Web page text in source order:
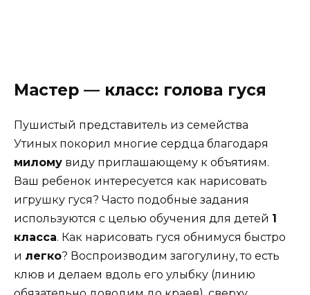
Мастер — класс: голова гуся
Пушистый представитель из семейства
Утиных покорил многие сердца благодаря
милому виду приглашающему к объятиям.
Ваш ребенок интересуется как нарисовать
игрушку гуся? Часто подобные задания
используются с целью обучения для детей 1
класса. Как нарисовать гуся обнимуся быстро
и легко? Воспроизводим загогулину, то есть
клюв и делаем вдоль его улыбку (линию